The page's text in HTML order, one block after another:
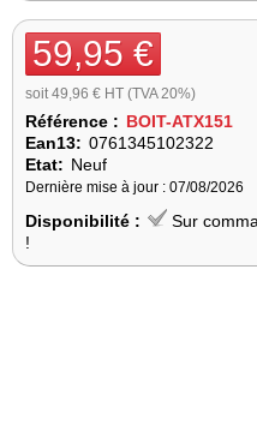
59,95 €
soit 49,96 € HT (TVA 20%)
Référence : BOIT-ATX151
Ean13: 0761345102322
Etat: Neuf
Dernière mise à jour : 07/08/2026
Disponibilité :
Sur
!